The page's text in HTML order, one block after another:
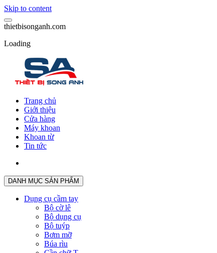
Skip to content
thietbisonganh.com
Loading
Trang chủ
Giới thiệu
Cửa hàng
Máy khoan
Khoan từ
Tin tức
DANH MỤC SẢN PHẨM
Dụng cụ cầm tay
Bộ cờ lê
Bộ dụng cụ
Bộ tuýp
Bơm mỡ
Búa rìu